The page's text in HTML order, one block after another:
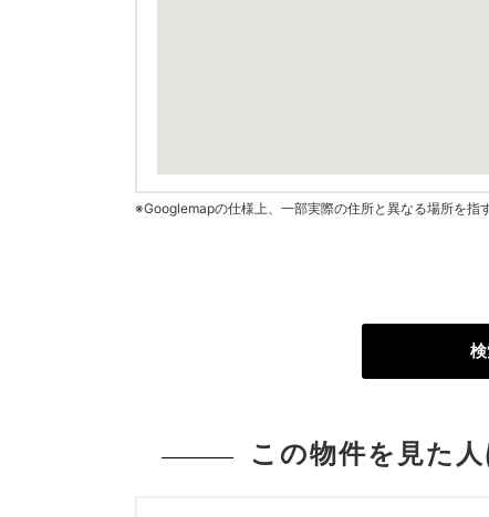
※Googlemapの仕様上、一部実際の住所と異なる場所を指
この物件を見た人